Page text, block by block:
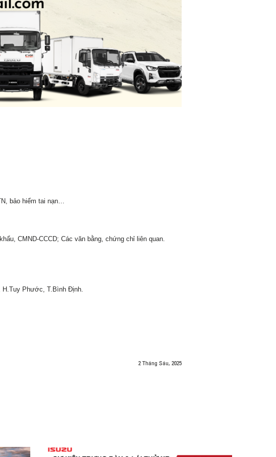
bảo hiểm tai nạn…
CMND-CCCD; Các văn bằng, chứng chỉ liên quan.
H.Tuy Phước, T.Bình Định.
2 Tháng Sáu, 2025